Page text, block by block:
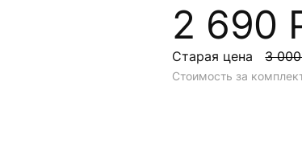
2 690
Старая цена 3
Стоимость за